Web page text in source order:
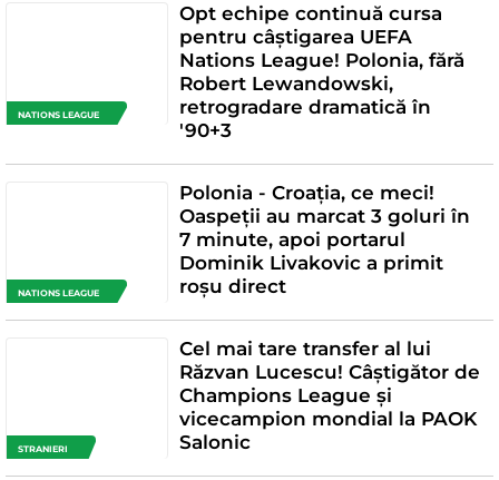
NATIONS LEAGUE
Opt echipe continuă cursa
pentru câștigarea UEFA
Nations League! Polonia, fără
Robert Lewandowski,
retrogradare dramatică în
'90+3
NATIONS LEAGUE
Polonia - Croația, ce meci!
Oaspeții au marcat 3 goluri în
7 minute, apoi portarul
Dominik Livakovic a primit
roșu direct
STRANIERI
Cel mai tare transfer al lui
Răzvan Lucescu! Câștigător de
Champions League și
vicecampion mondial la PAOK
Salonic